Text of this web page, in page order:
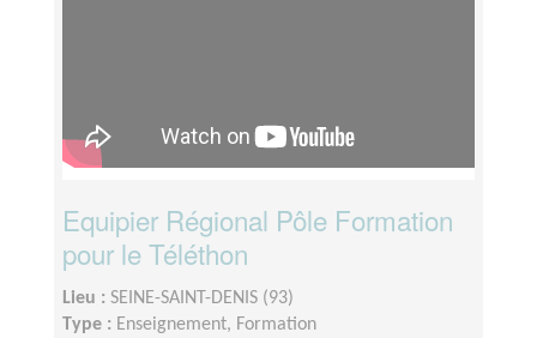
Equipier Régional Pôle Formation
pour le Téléthon
Lieu : SEINE-SAINT-DENIS (93)
Type : Enseignement, Formation